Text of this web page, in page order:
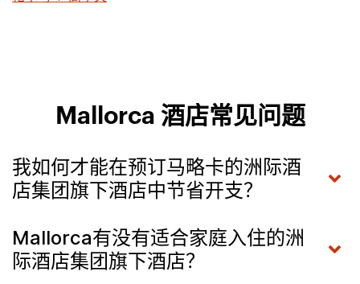
Mallorca 酒店常见问题
我如何才能在预订马略卡的洲际酒
店集团旗下酒店中节省开支？
Mallorca有没有适合家庭入住的洲
际酒店集团旗下酒店？